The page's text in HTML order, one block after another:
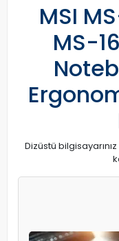
MSI
MS-
Dizüstü